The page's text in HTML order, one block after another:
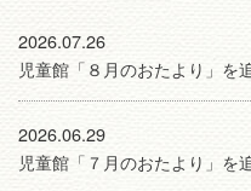
2026.07.26
児童館「８月のおたより」を
2026.06.29
児童館「７月のおたより」を